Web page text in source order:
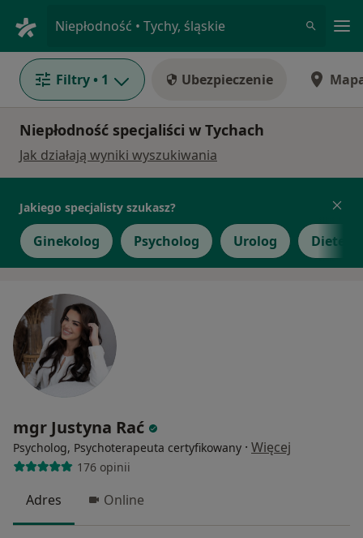
Niepłodność • Tychy, śląskie
Filtry • 1 Ubezpieczenie
Niepłodność specjaliści w Tychach
Jak działają wyniki wyszukiwania
Jakiego specjalisty szukasz?
Ginekolog Psycholog Urolog
mgr Justyna Rać
Psycholog, Psychoterapeuta certyfikowany · Więcej
176 opinii
Adres Online